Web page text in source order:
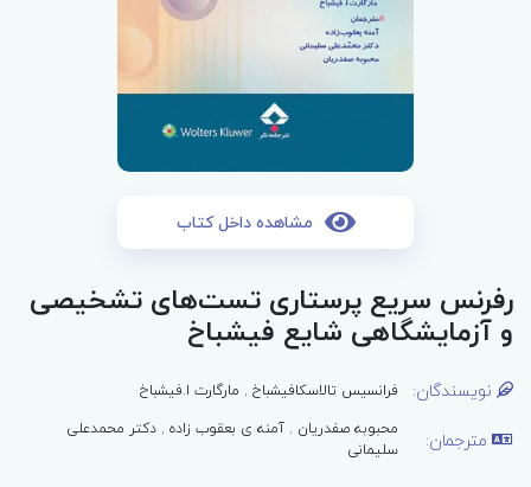
مشاهده داخل کتاب
رفرنس سریع پرستاری تست‌های تشخیصی
و آزمایشگاهی شایع فیشباخ
نویسندگان: فرانسیس تالاسکافیشباخ , مارگارت ا.فیشباخ
مترجمان: محبوبه صفدریان ,آمنه ی بعقوب زاده ,دکتر محمدعلی
سلیمانی